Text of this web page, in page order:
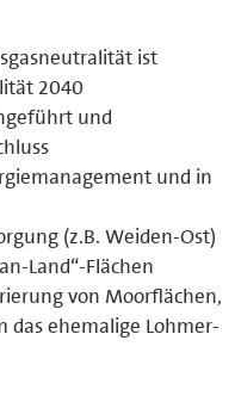
ist
2040
und
und in
(z.B. Weiden-Ost)
Land“-Flächen
von Moorflächen,
das ehemalige Lohmer-